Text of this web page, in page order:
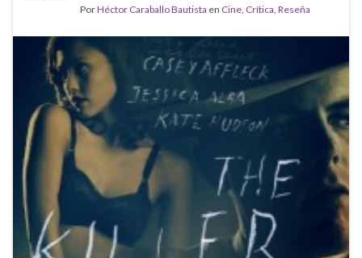
PorHéctor Caraballo Bautista en Cine Crítica Reseña